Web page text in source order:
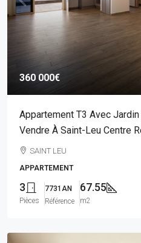
360 000€
Appartement T3 Avec
Vendre À Saint-Leu Centre
SAINT LEU
APPARTEMENT
3
Pièces
7731AN
Référence
67.55
m2